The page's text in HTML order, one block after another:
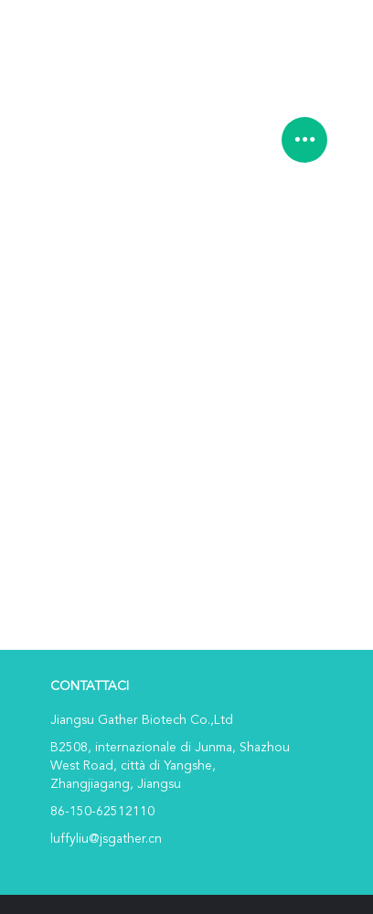
CONTATTACI
Jiangsu Gather Biotech Co.,Ltd
B2508, internazionale di Junma, Shazhou
West Road, città di Yangshe,
Zhangjiagang, Jiangsu
86-150-62512110
luffyliu@jsgather.cn